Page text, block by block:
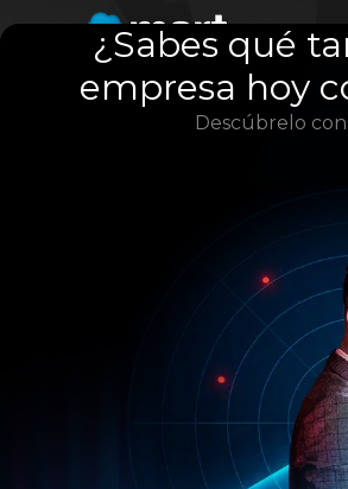
¿Sabes qué
empresa hoy
Descúbrelo